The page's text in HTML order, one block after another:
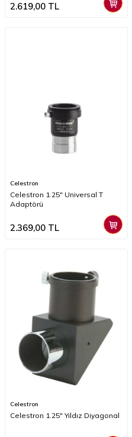
2.619,00 TL
Celestron
Celestron 1.25" Universal T
Adaptörü
2.369,00 TL
Celestron
Celestron 1.25" Yıldız Diyagonal